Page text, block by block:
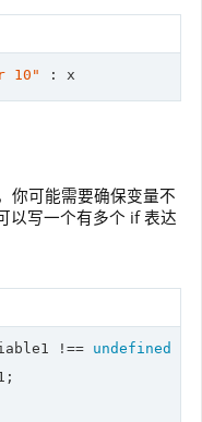
10" : x
你可能需要确保变量不
以写一个有多个 if 表达
!== undefined